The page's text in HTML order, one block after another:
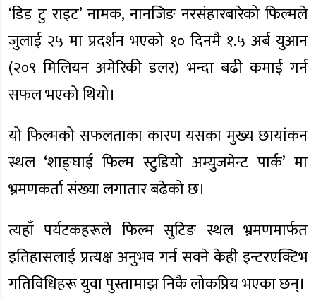
‘डिड टु राइट’ नामक, नानजिङ नरसंहारबारेको फिल्मले
जुलाई २५ मा प्रदर्शन भएको १० दिनमै १.५ अर्ब युआन
(२०९ मिलियन अमेरिकी डलर) भन्दा बढी कमाई गर्न
सफल भएको थियो।
यो फिल्मको सफलताका कारण यसका मुख्य छायांकन
स्थल ‘शाङ्घाई फिल्म स्टुडियो अम्युजमेन्ट पार्क’ मा
भ्रमणकर्ता संख्या लगातार बढेको छ।
त्यहाँ पर्यटकहरूले फिल्म सुटिङ स्थल भ्रमणमार्फत
इतिहासलाई प्रत्यक्ष अनुभव गर्न सक्ने केही इन्टरएक्टिभ
गतिविधिहरू युवा पुस्तामाझ निकै लोकप्रिय भएका छन्।